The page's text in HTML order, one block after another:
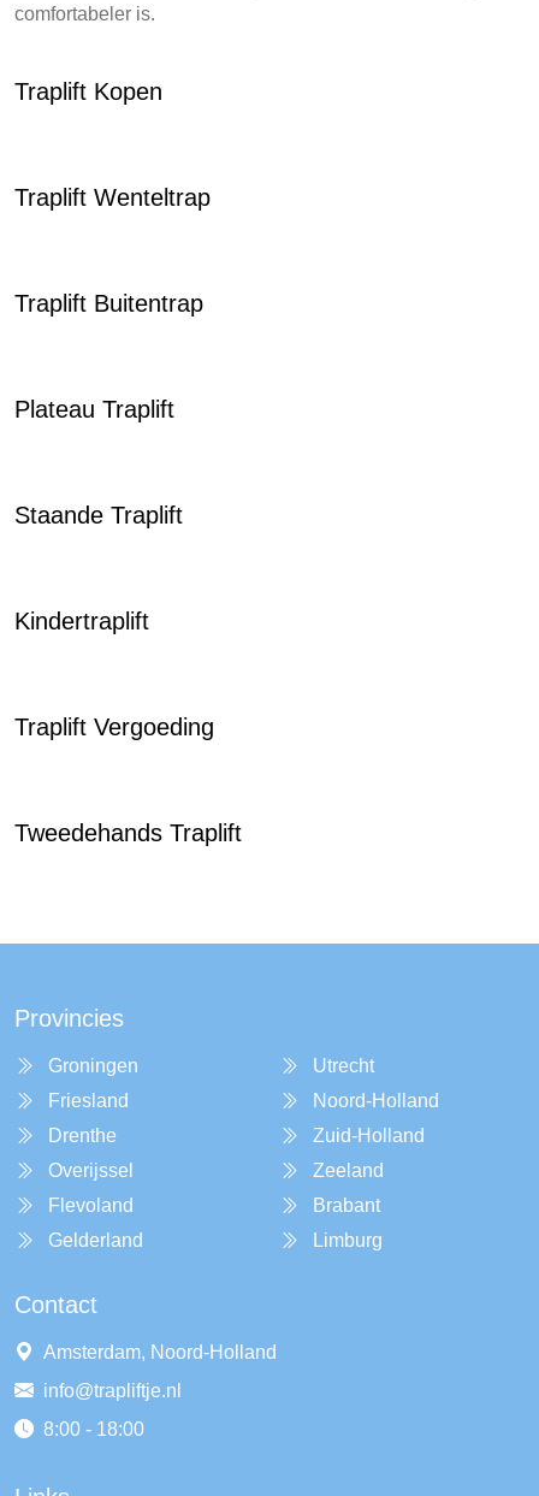
comfortabeler is.
Traplift Kopen
Traplift Wenteltrap
Traplift Buitentrap
Plateau Traplift
Staande Traplift
Kindertraplift
Traplift Vergoeding
Tweedehands Traplift
Provincies
Groningen
Friesland
Drenthe
Overijssel
Flevoland
Gelderland
Utrecht
Noord-Holland
Zuid-Holland
Zeeland
Brabant
Limburg
Contact
Amsterdam, Noord-Holland
info@trapliftje.nl
8:00 - 18:00